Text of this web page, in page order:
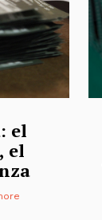
el
el